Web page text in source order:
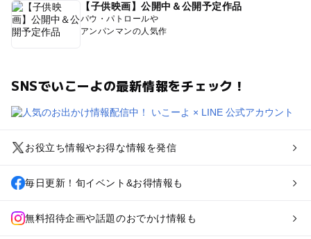
【子供映画】公開中＆公開予定作品
パウ・パトロールや
アンパンマンの人気作
SNSでいこーよの最新情報をチェック！
お役立ち情報やお得な情報を発信
毎日更新！旬イベント&お得情報も
無料招待企画や話題のおでかけ情報も